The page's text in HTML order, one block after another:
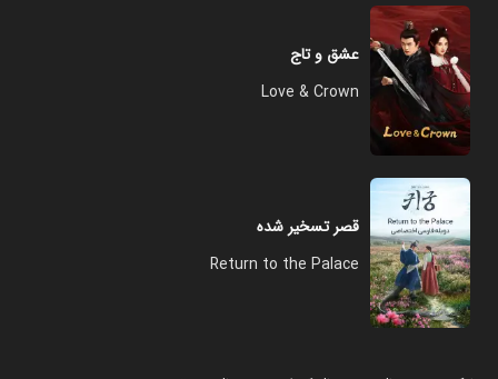
عشق و تاج
Love & Crown
قصر تسخیر شده
Return to the Palace